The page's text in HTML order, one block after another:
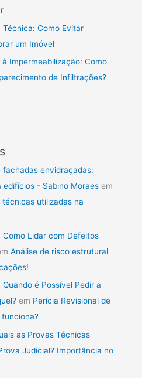
Técnica: Como Evitar
um Imóvel
Impermeabilização: Como
de Infiltrações?
envidraçadas:
- Sabino Moraes em
utilizadas na
Como Lidar com Defeitos
Análise de risco estrutural
é Possível Pedir a
em Perícia Revisional de
funciona?
as Provas Técnicas
Judicial? Importância no